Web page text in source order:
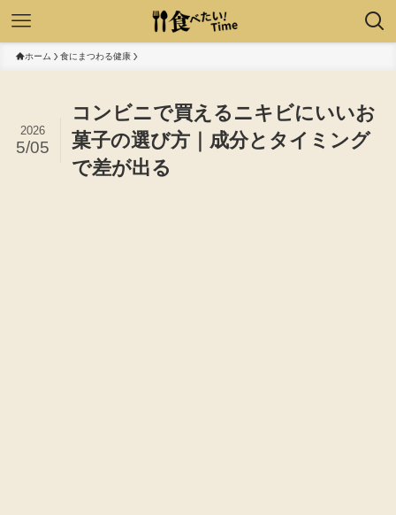
ホーム 食にまつわる健康
コンビニで買えるニキビにいいお
菓子の選び方｜成分とタイミング
で差が出る
2026
5/05